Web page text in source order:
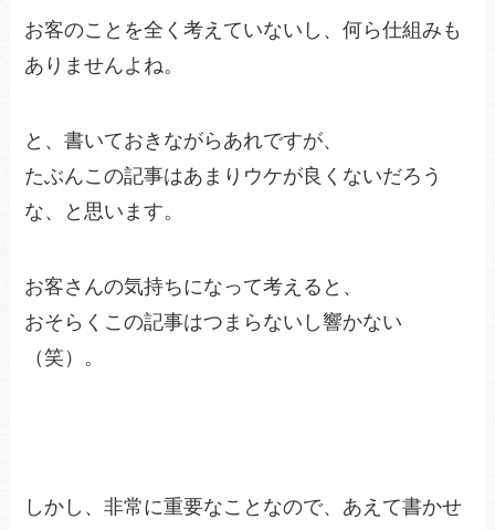
お客のことを全く考えていないし、何ら仕組みも
ありませんよね。
と、書いておきながらあれですが、
たぶんこの記事はあまりウケが良くないだろう
な、と思います。
お客さんの気持ちになって考えると、
おそらくこの記事はつまらないし響かない
（笑）。
しかし、非常に重要なことなので、あえて書かせ